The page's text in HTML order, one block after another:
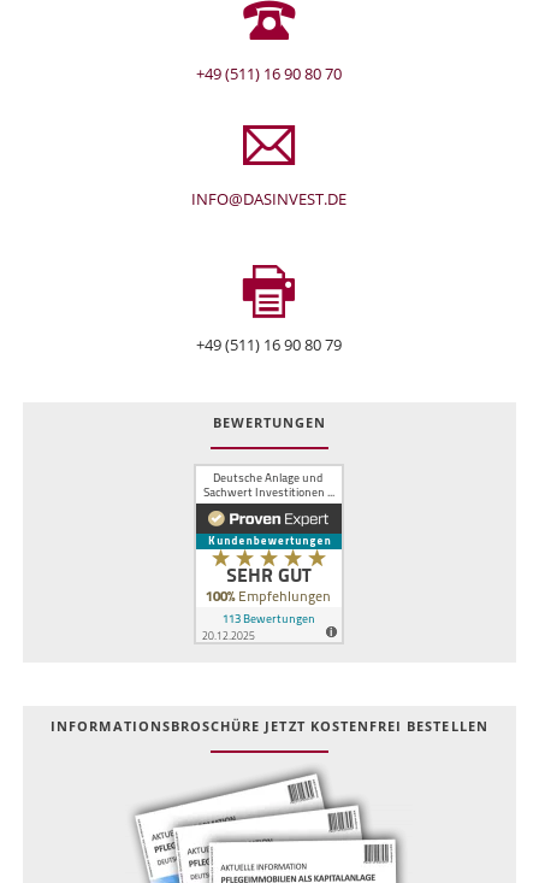
+49 (511) 16 90 80 70
INFO@DASINVEST.DE
+49 (511) 16 90 80 79
BEWERTUNGEN
INFOR­MATIONS­BROSCHÜRE JETZT KOSTEN­FREI BESTELLEN